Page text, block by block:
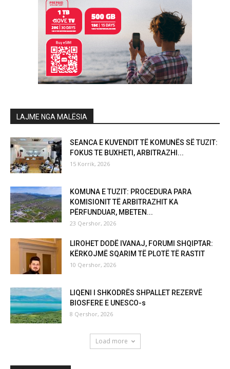
LAJME NGA MALËSIA
SEANCA E KUVENDIT TË KOMUNËS SË TUZIT:
FOKUS TE BUXHETI, ARBITRAZHI...
15 Korrik, 2026
KOMUNA E TUZIT: PROCEDURA PARA
KOMISIONIT TË ARBITRAZHIT KA
PËRFUNDUAR, MBETEN...
23 Qershor, 2026
LIROHET DODË IVANAJ, FORUMI SHQIPTAR:
KËRKOJMË SQARIM TË PLOTË TË RASTIT
10 Qershor, 2026
LIQENI I SHKODRËS SHPALLET REZERVË
BIOSFERE E UNESCO-s
8 Qershor, 2026
Load more